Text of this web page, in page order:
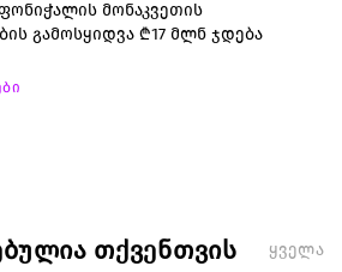
მონაკვეთის
გამოსყიდვა ₾17 მლნ ჯდება
თქვენთვის ყველა